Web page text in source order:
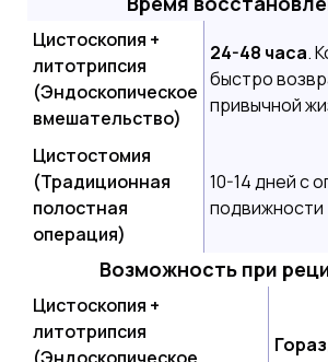
Цистоскопия +
литотрипсия
(Эндоскопическое
вмешательство)
24-48 часа.
быстро
привычной
Цистостомия
(Традиционная
полостная
операция)
10-14 дней с
подвижности
Возможность при
Цистоскопия +
литотрипсия